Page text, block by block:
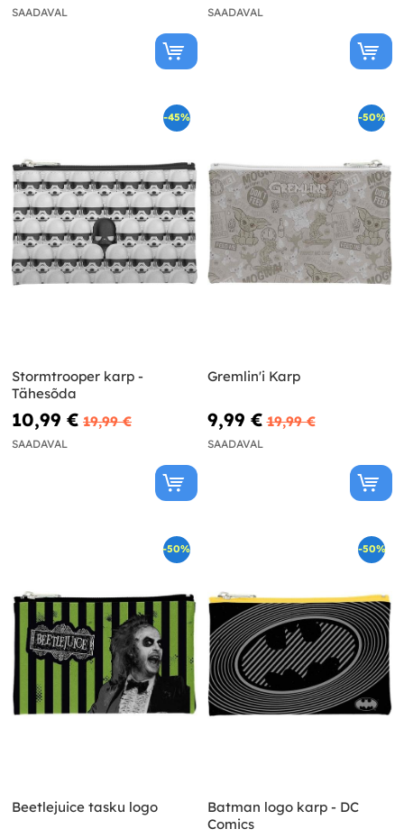
SAADAVAL SAADAVAL
-45%
Stormtrooper karp -
Tähesõda
10,99 € 19,99 €
SAADAVAL
-50%
Gremlin'i Karp
9,99 € 19,99 €
SAADAVAL
-50%
Beetlejuice tasku logo
-50%
Batman logo karp - DC
Comics